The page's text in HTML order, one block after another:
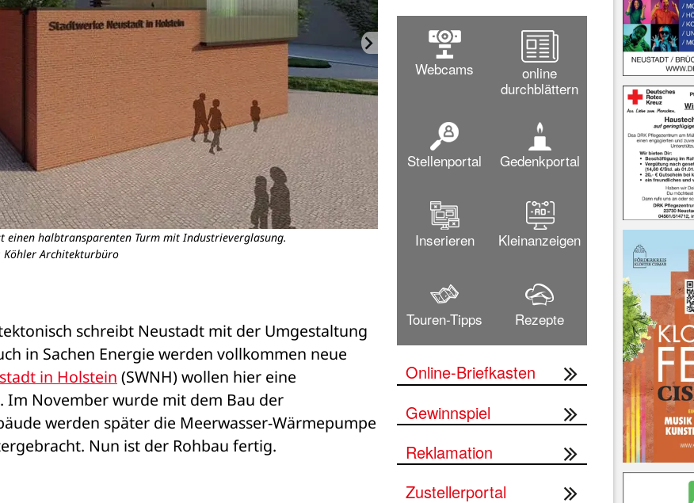
einen halbtransparenten Turm mit Industrieverglasung.
Köhler Architekturbüro
Architekt Hayung Köhler, Christian Harms (Wärmenetzbau
Reimers (Technischer Service SWNH), Sandra Liebmann
Wärme SWNH) sowie Stadtplaner Conrad
Bild:
schreibt Neustadt mit der Umgestaltung
in Sachen Energie werden vollkommen neue
in Holstein (SWNH) wollen hier eine
Im November wurde mit dem Bau der
werden später die Meerwasser-Wärmepumpe
Nun ist der Rohbau fertig.
Webcams
online
durchblättern
Stellenportal Gedenkportal
Inserieren Kleinanzeigen
Touren-Tipps Rezepte
Online-Briefkasten
Gewinnspiel
Reklamation
Zustellerportal